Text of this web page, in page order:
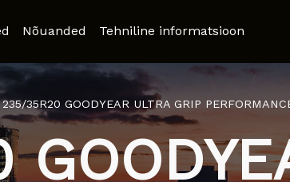
Nõuanded Tehniline informatsioon
235/35R20 GOODYEAR ULTRA GRIP